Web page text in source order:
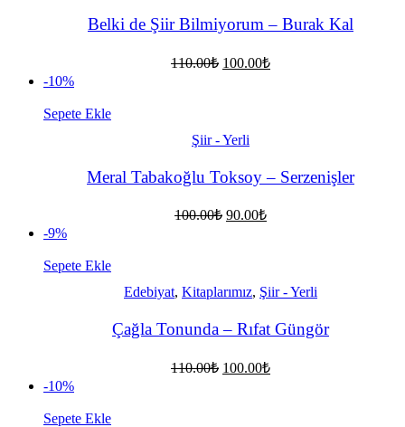
Belki de Şiir Bilmiyorum – Burak Kal
110.00₺ Orijinal
100.00₺Şu
-10%
Sepete Ekle
Şiir - Yerli
Meral Tabakoğlu Toksoy – Serzenişler
100.00₺ Orijinal
90.00₺Şu
-9%
Sepete Ekle
Edebiyat, Kitaplarımız, Şiir - Yerli
Çağla Tonunda – Rıfat Güngör
110.00₺ Orijinal
100.00₺Şu
-10%
Sepete Ekle